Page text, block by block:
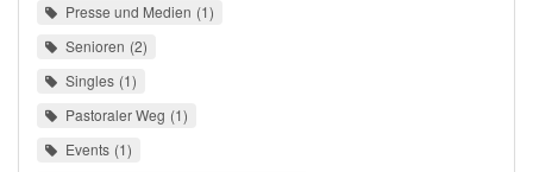
Presse und Medien 1
Senioren 2
Singles 1
Pastoraler Weg 1
Events 1